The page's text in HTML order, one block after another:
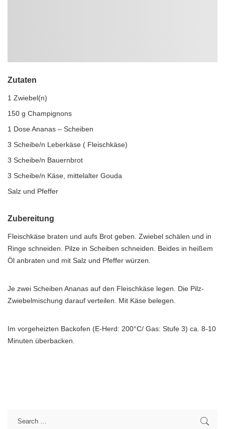
Zutaten
1 Zwiebel(n)
150 g Champignons
1 Dose Ananas – Scheiben
3 Scheibe/n Leberkäse ( Fleischkäse)
3 Scheibe/n Bauernbrot
3 Scheibe/n Käse, mittelalter Gouda
Salz und Pfeffer
Zubereitung
Fleischkäse braten und aufs Brot geben. Zwiebel schälen und in
Ringe schneiden. Pilze in Scheiben schneiden. Beides in heißem
Öl anbraten und mit Salz und Pfeffer würzen.
Je zwei Scheiben Ananas auf den Fleischkäse legen. Die Pilz-
Zwiebelmischung darauf verteilen. Mit Käse belegen.
Im vorgeheizten Backofen (E-Herd: 200°C/ Gas: Stufe 3) ca. 8-10
Minuten überbacken.